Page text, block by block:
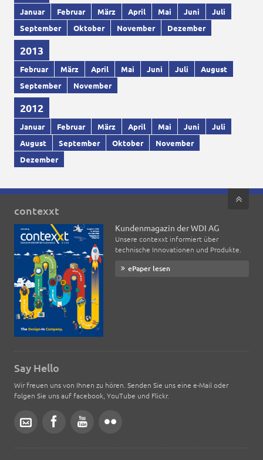
Januar Februar März April Mai Juni
Juli
September
Oktober November Dezember
2013
Februar März April Mai Juni Juli
August
September
November
2012
Januar Februar März April Mai Juni
Juli
August
September Oktober
November
Dezember
contexxt
Kundenmagazin der WDI AG
Unsere contexxt informiert über
technische Innovationen und Produkte.
ePaper lesen
Say Hello
Wir freuen uns von Ihnen zu hören. Senden Sie uns eine e-Mail oder
folgen Sie uns auf facebook, YouTube und Flickr.